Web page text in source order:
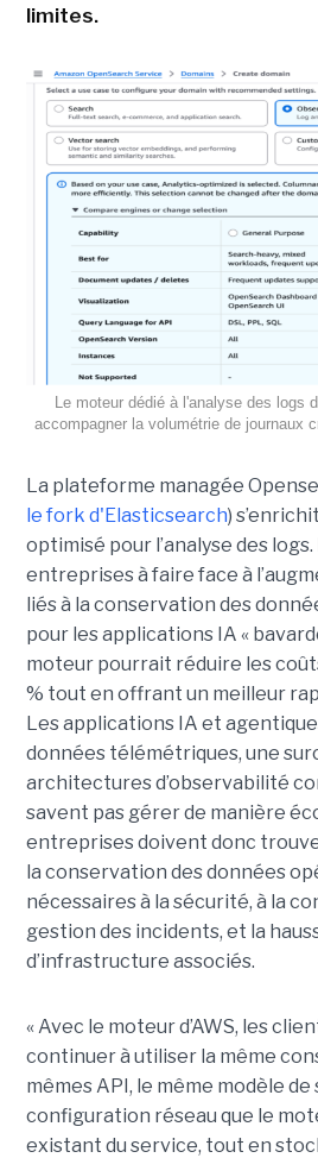
limites.
Le moteur dédié à l'analyse des logs
accompagner la volumétrie de journaux
La plateforme managée
le fork d'Elasticsearch)
optimisé pour l’analyse des
entreprises à faire face à
liés à la conservation des
pour les applications IA «
moteur pourrait réduire les
% tout en offrant un meilleur
Les applications IA et
données télémétriques, une
architectures d’observabilité
savent pas gérer de manière
entreprises doivent donc
la conservation des données
nécessaires à la sécurité, à la
gestion des incidents, et la
d’infrastructure associés.
« Avec le moteur d’AWS, les
continuer à utiliser la même
mêmes API, le même modèle
configuration réseau que le
existant du service, tout en